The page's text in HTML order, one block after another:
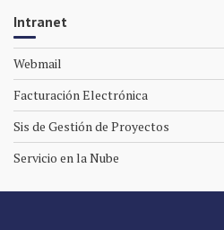
Intranet
Webmail
Facturación Electrónica
Sis de Gestión de Proyectos
Servicio en la Nube